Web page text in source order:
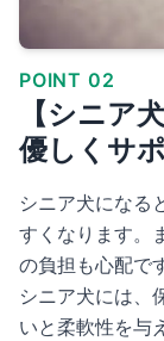
POINT 02
【シニア
優しくサ
シニア犬になる
すくなります。
の負担も心配で
シニア犬には、
いと柔軟性を与